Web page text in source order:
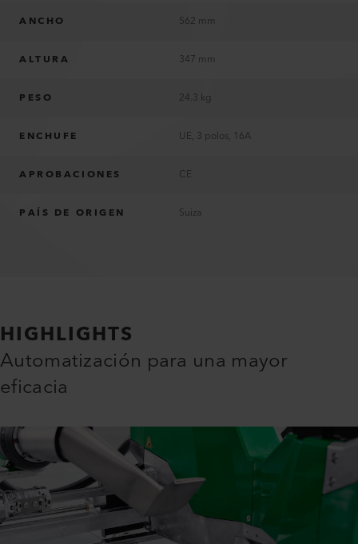
ANCHO 562 mm
ALTURA 347 mm
PESO 24.3 kg
ENCHUFE UE, 3 polos, 16A
APROBACIONES CE
PAÍS DE ORIGEN Suiza
HIGHLIGHTS
Automatización para una mayor
eficacia